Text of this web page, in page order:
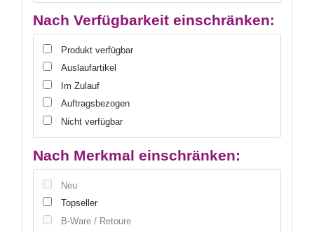
Nach Verfügbarkeit einschränken:
Produkt verfügbar
Auslaufartikel
Im Zulauf
Auftragsbezogen
Nicht verfügbar
Nach Merkmal einschränken:
Neu
Topseller
B-Ware / Retoure